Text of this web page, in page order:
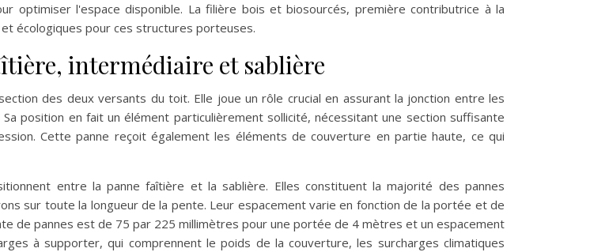
optimiser l'espace disponible. La filière bois et biosourcés, première contributrice à la
écologiques pour ces structures porteuses.
intermédiaire et sablière
des deux versants du toit. Elle joue un rôle crucial en assurant la jonction entre les
position en fait un élément particulièrement sollicité, nécessitant une section suffisante
Cette panne reçoit également les éléments de couverture en partie haute, ce qui
entre la panne faîtière et la sablière. Elles constituent la majorité des pannes
sur toute la longueur de la pente. Leur espacement varie en fonction de la portée et de
de pannes est de 75 par 225 millimètres pour une portée de 4 mètres et un espacement
à supporter, qui comprennent le poids de la couverture, les surcharges climatiques